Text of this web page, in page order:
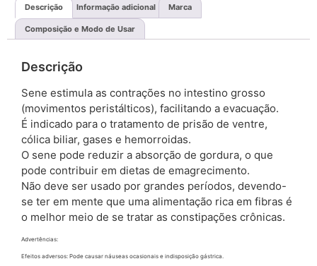
Descrição Informação adicional Marca
Composição e Modo de Usar
Descrição
Sene estimula as contrações no intestino grosso
(movimentos peristálticos), facilitando a evacuação.
É indicado para o tratamento de prisão de ventre,
cólica biliar, gases e hemorroidas.
O sene pode reduzir a absorção de gordura, o que
pode contribuir em dietas de emagrecimento.
Não deve ser usado por grandes períodos, devendo-
se ter em mente que uma alimentação rica em fibras é
o melhor meio de se tratar as constipações crônicas.
Advertências:
Efeitos adversos: Pode causar náuseas ocasionais e indisposição gástrica.